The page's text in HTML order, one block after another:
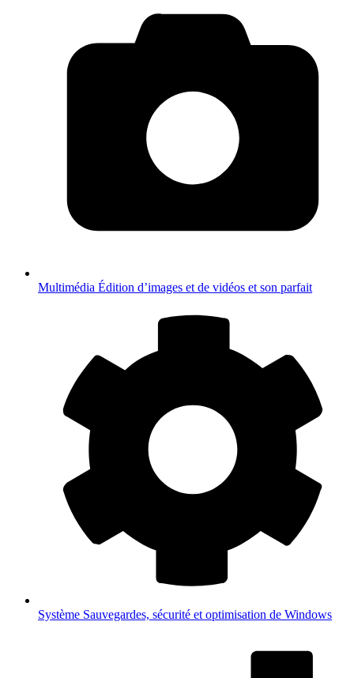
Multimédia Édition d’images et de vidéos et son parfait
Système Sauvegardes, sécurité et optimisation de Windows